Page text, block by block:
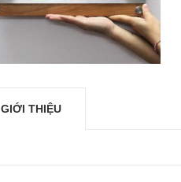
GIỚI THIỆU